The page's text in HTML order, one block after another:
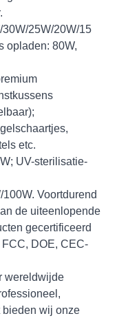
25W/20W/15
opladen: 80W,
etc.
UV-sterilisatie-
Voortdurend
de uiteenlopende
gecertificeerd
DOE, CEC-
wereldwijde
bieden wij onze